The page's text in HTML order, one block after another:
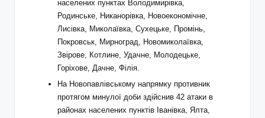
населених пунктах Володимирівка,
Родинське, Никанорівка, Новоекономічне,
Лисівка, Миколаївка, Сухецьке, Промінь,
Покровськ, Мирноград, Новомиколаївка,
Звірове, Котлине, Удачне, Молодецьке,
Горіхове, Дачне, Філія.
На Новопавлівському напрямку противник
протягом минулої доби здійснив 42 атаки в
районах населених пунктів Іванівка, Ялта,